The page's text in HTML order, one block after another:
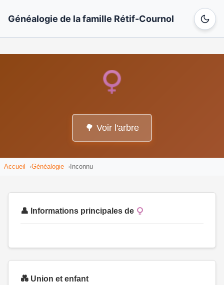
Généalogie de la famille Rétif-Cournol
🌳 Voir l'arbre
Accueil Généalogie Inconnu
👤 Informations principales de
💑 Union et enfant